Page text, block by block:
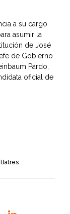
a su cargo
asumir la
de José
de Gobierno
Pardo,
oficial de